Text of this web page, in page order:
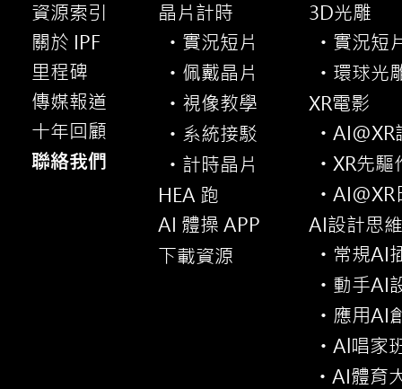
資源索引
關於 IPF
里程碑
傳媒報道
十年回顧
聯絡我們
晶片計時
・ 實況短片
・ 佩戴晶片
・ 視像教學
・ 系統接駁
・ 計時晶片
HEA 跑
AI 體操 APP
下載資源
3D光雕
・ 實況短
・ 環球光
XR電影
・ AI@XR
・ XR先驅
・ AI@XR
AI設計思維
・ 常規AI
・ 動手AI
・ 應用AI
・ Al唱家
・ AI體育